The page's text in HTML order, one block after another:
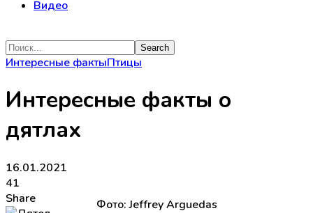
Видео
Интересные фактыПтицы
Интересные факты о
дятлах
16.01.2021
41
Share
Фото: Jeffrey Arguedas